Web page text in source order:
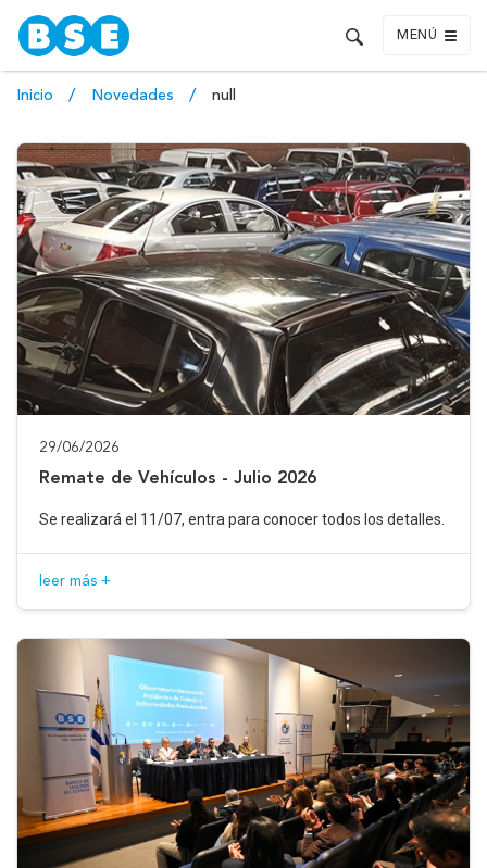
MENÚ
Inicio Novedades null
29/06/2026
Remate de Vehículos - Julio 2026
Se realizará el 11/07, entra para conocer todos los detalles.
leer más +